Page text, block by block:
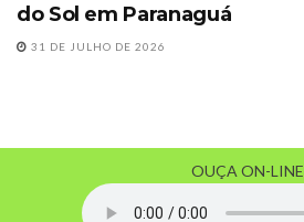
do Sol em Paranaguá
31 DE JULHO DE 2026
OUÇA ON-LINE